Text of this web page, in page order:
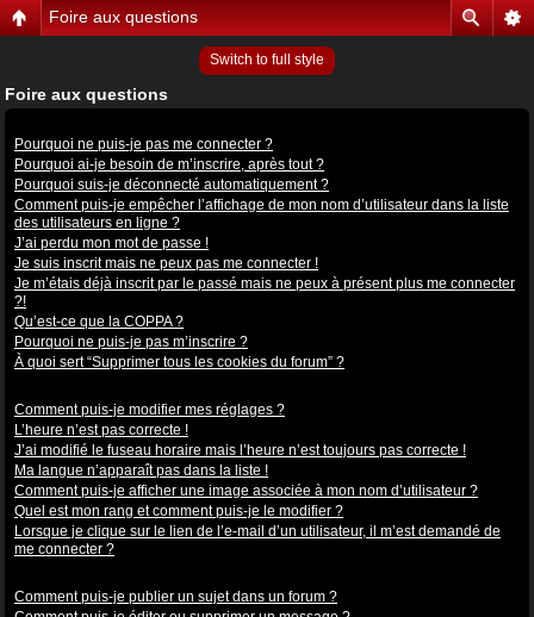
Foire aux questions
Switch to full style
Foire aux questions
Pourquoi ne puis-je pas me connecter ?
Pourquoi ai-je besoin de m’inscrire, après tout ?
Pourquoi suis-je déconnecté automatiquement ?
Comment puis-je empêcher l’affichage de mon nom d’utilisateur dans la liste
des utilisateurs en ligne ?
J’ai perdu mon mot de passe !
Je suis inscrit mais ne peux pas me connecter !
Je m’étais déjà inscrit par le passé mais ne peux à présent plus me connecter
?!
Qu’est-ce que la COPPA ?
Pourquoi ne puis-je pas m’inscrire ?
À quoi sert “Supprimer tous les cookies du forum” ?
Comment puis-je modifier mes réglages ?
L’heure n’est pas correcte !
J’ai modifié le fuseau horaire mais l’heure n’est toujours pas correcte !
Ma langue n’apparaît pas dans la liste !
Comment puis-je afficher une image associée à mon nom d’utilisateur ?
Quel est mon rang et comment puis-je le modifier ?
Lorsque je clique sur le lien de l’e-mail d’un utilisateur, il m’est demandé de
me connecter ?
Comment puis-je publier un sujet dans un forum ?